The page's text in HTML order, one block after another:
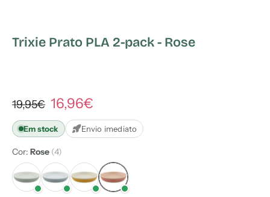
Trixie Prato PLA 2-pack - Rose
19,95€ 16,96€
Em stock Envio imediato
Cor: Rose (4)